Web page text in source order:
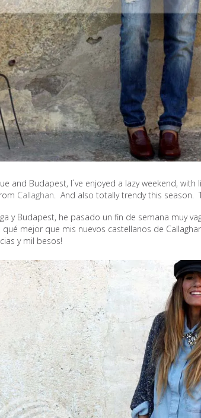
and Budapest, I´ve enjoyed a lazy weekend,
Callaghan . And also totally trendy this season.
y Budapest, he pasado un fin de semana muy
mejor que mis nuevos castellanos de
y mil besos!